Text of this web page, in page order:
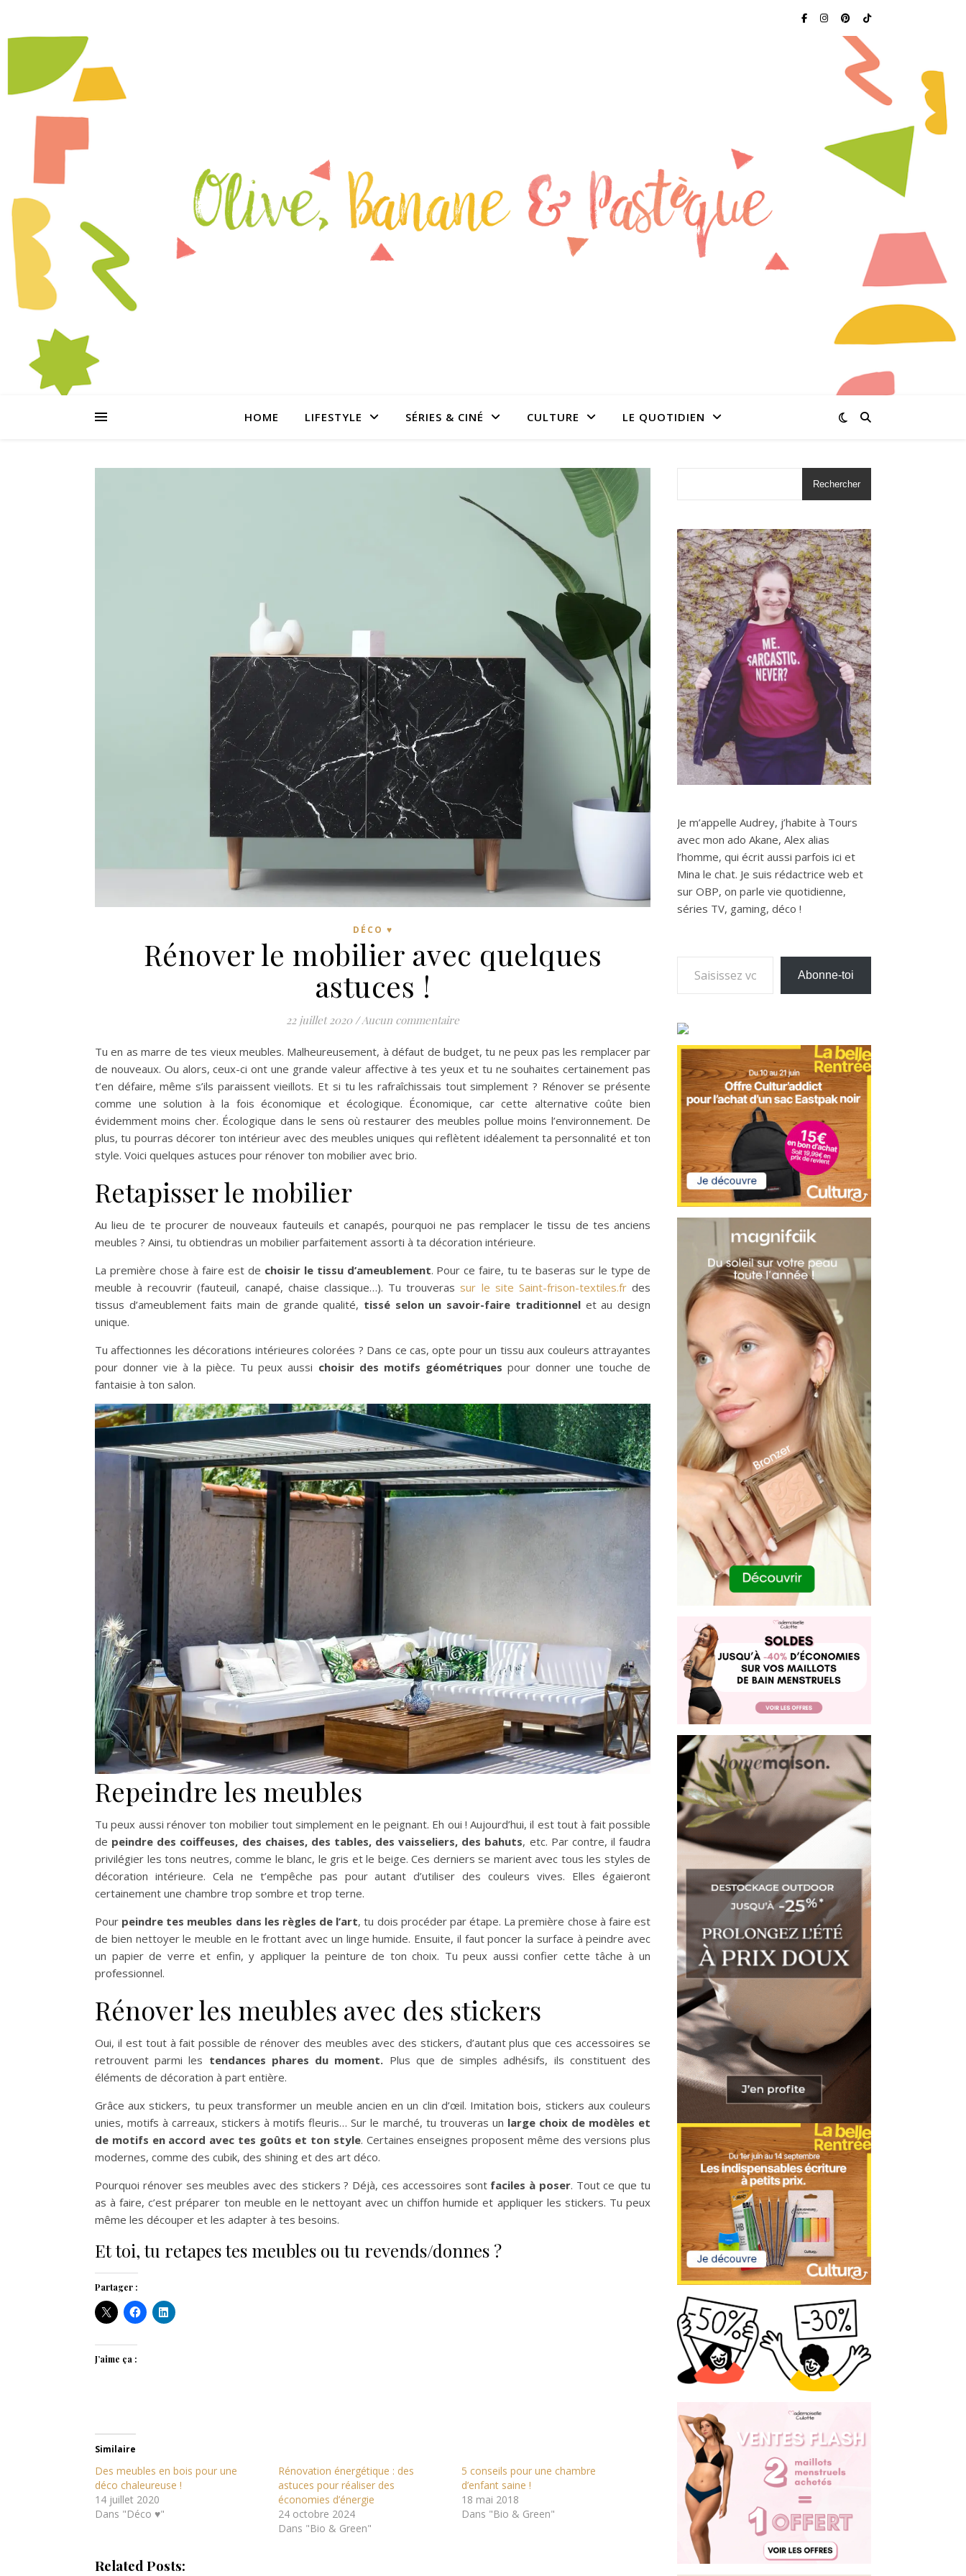
HOME LIFESTYLE SÉRIES & CINÉ CULTURE LE QUOTIDIEN
DÉCO ♥
Rénover le mobilier avec quelques
astuces !
22 juillet 2020 / Aucun commentaire
Tu en as marre de tes vieux meubles. Malheureusement, à défaut de budget, tu ne peux pas les remplacer par
de nouveaux. Ou alors, ceux-ci ont une grande valeur affective à tes yeux et tu ne souhaites certainement pas
t’en défaire, même s’ils paraissent vieillots. Et si tu les rafraîchissais tout simplement ? Rénover se présente
comme une solution à la fois économique et écologique. Économique, car cette alternative coûte bien
évidemment moins cher. Écologique dans le sens où restaurer des meubles pollue moins l’environnement. De
plus, tu pourras décorer ton intérieur avec des meubles uniques qui reflètent idéalement ta personnalité et ton
style. Voici quelques astuces pour rénover ton mobilier avec brio.
Retapisser le mobilier
Au lieu de te procurer de nouveaux fauteuils et canapés, pourquoi ne pas remplacer le tissu de tes anciens
meubles ? Ainsi, tu obtiendras un mobilier parfaitement assorti à ta décoration intérieure.
La première chose à faire est de choisir le tissu d’ameublement. Pour ce faire, tu te baseras sur le type de
meuble à recouvrir (fauteuil, canapé, chaise classique…). Tu trouveras sur le site Saint-frison-textiles.frdes
tissus d’ameublement faits main de grande qualité, tissé selon un savoir-faire traditionnelet au design
unique.
Tu affectionnes les décorations intérieures colorées ? Dans ce cas, opte pour un tissu aux couleurs attrayantes
pour donner vie à la pièce. Tu peux aussi choisir des motifs géométriques pour donner une touche de
fantaisie à ton salon.
Repeindre les meubles
Tu peux aussi rénover ton mobilier tout simplement en le peignant. Eh oui ! Aujourd’hui, il est tout à fait possible
de peindre des coiffeuses, des chaises, des tables, des vaisseliers, des bahuts, etc. Par contre, il faudra
privilégier les tons neutres, comme le blanc, le gris et le beige. Ces derniers se marient avec tous les styles de
décoration intérieure. Cela ne t’empêche pas pour autant d’utiliser des couleurs vives. Elles égaieront
certainement une chambre trop sombre et trop terne.
Pour peindre tes meubles dans les règles de l’art, tu dois procéder par étape. La première chose à faire est
de bien nettoyer le meuble en le frottant avec un linge humide. Ensuite, il faut poncer la surface à peindre avec
un papier de verre et enfin, y appliquer la peinture de ton choix. Tu peux aussi confier cette tâche à un
professionnel.
Rénover les meubles avec des stickers
Oui, il est tout à fait possible de rénover des meubles avec des stickers, d’autant plus que ces accessoires se
retrouvent parmi les tendances phares du moment. Plus que de simples adhésifs, ils constituent des
éléments de décoration à part entière.
Grâce aux stickers, tu peux transformer un meuble ancien en un clin d’œil. Imitation bois, stickers aux couleurs
unies, motifs à carreaux, stickers à motifs fleuris… Sur le marché, tu trouveras un large choix de modèles et
de motifs en accord avec tes goûts et ton style. Certaines enseignes proposent même des versions plus
modernes, comme des cubik, des shining et des art déco.
Pourquoi rénover ses meubles avec des stickers ? Déjà, ces accessoires sont faciles à poser. Tout ce que tu
as à faire, c’est préparer ton meuble en le nettoyant avec un chiffon humide et appliquer les stickers. Tu peux
même les découper et les adapter à tes besoins.
Et toi, tu retapes tes meubles ou tu revends/donnes ?
Partager :
J’aime ça :
Similaire
Des meubles en bois pour une
déco chaleureuse !
14 juillet 2020
Dans "Déco ♥"
Rénovation énergétique : des
astuces pour réaliser des
économies d’énergie
24 octobre 2024
Dans "Bio & Green"
5 conseils pour une chambre
d’enfant saine !
18 mai 2018
Dans "Bio & Green"
Related Posts:
Rechercher
Je m’appelle Audrey, j’habite à Tours
avec mon ado Akane, Alex alias
l’homme, qui écrit aussi parfois ici et
Mina le chat. Je suis rédactrice web et
sur OBP, on parle vie quotidienne,
séries TV, gaming, déco !
Saisissez votre adresse e-mail…
Abonne-toi